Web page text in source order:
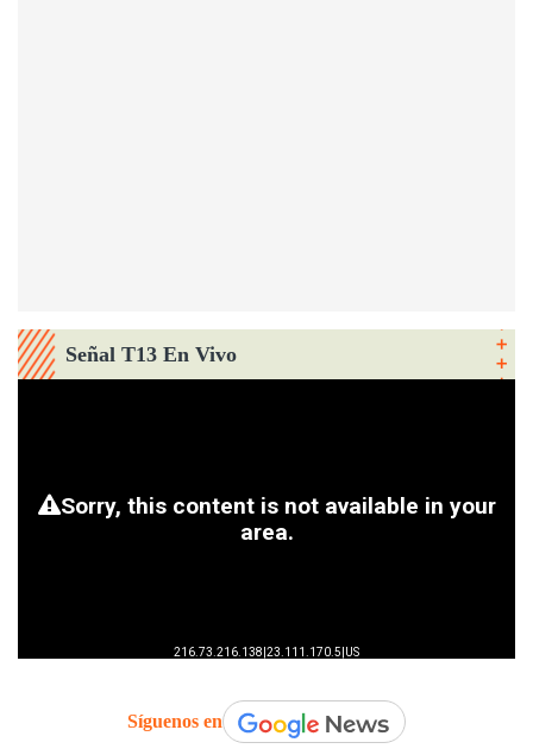
Señal T13 En Vivo
Síguenos en